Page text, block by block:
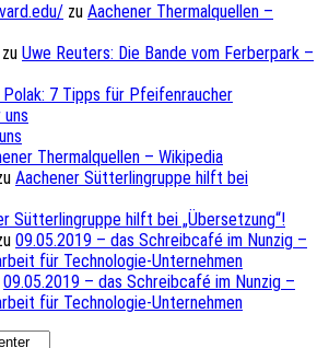
zu Aachener Thermalquellen –
zu Uwe Reuters: Die Bande vom Ferberpark –
Polak: 7 Tipps für Pfeifenraucher
uns
Thermalquellen – Wikipedia
Aachener Sütterlingruppe hilft bei
Sütterlingruppe hilft bei „Übersetzung“!
09.05.2019 – das Schreibcafé im Nunzig –
für Technologie-Unternehmen
09.05.2019 – das Schreibcafé im Nunzig –
für Technologie-Unternehmen